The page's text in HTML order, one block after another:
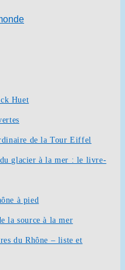
Huet
de la Tour Eiffel
glacier à la mer : le livre-
à pied
la source à la mer
du Rhône – liste et